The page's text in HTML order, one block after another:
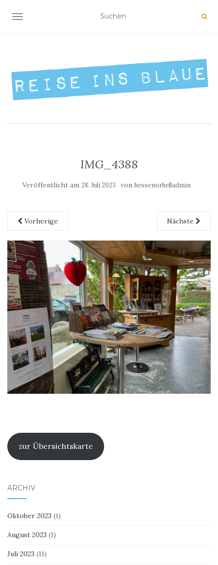
NAVIGATION UMSCHALTEN
IMG_4388
Veröffentlicht am 28. Juli 2023 von hessenorhelladmin
Vorherige Nächste
zur Übersichtskarte
ARCHIV
Oktober 2023 (1)
August 2023 (1)
Juli 2023 (11)